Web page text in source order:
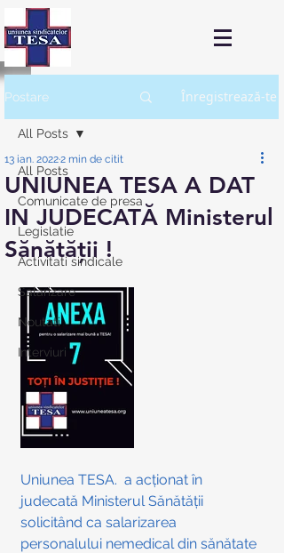
Postare Înregistrează-te
All Posts
Comunicate de presa
Legislatie
Activitati sindicale
Salarizare
Noutati
Interviuri
All Posts
UNIUNEA TESA A DAT
IN JUDECATĂ Ministerul
Sănătății !
13 ian. 20222 min de citit
Uniunea TESA.  a acționat în
judecată Ministerul Sănătății
solicitând ca salarizarea
personalului nemedical din sănătate